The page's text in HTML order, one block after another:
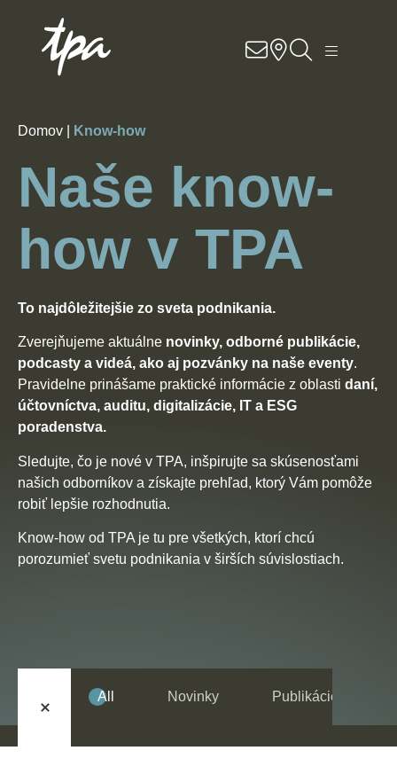
Know-how
O nás
Kariéra
Kontakt
Pobočky
SK
EN DE
Domov | Know-how
Naše know-
how v TPA
To najdôležitejšie zo sveta podnikania.
Zverejňujeme aktuálne novinky, odborné publikácie,
podcasty a videá, ako aj pozvánky na naše eventy.
Pravidelne prinášame praktické informácie z oblasti daní,
účtovníctva, auditu, digitalizácie, IT a ESG
poradenstva.
Sledujte, čo je nové v TPA, inšpirujte sa skúsenosťami
našich odborníkov a získajte prehľad, ktorý Vám pomôže
robiť lepšie rozhodnutia.
Know-how od TPA je tu pre všetkých, ktorí chcú
porozumieť svetu podnikania v širších súvislostiach.
All Novinky Publikácie